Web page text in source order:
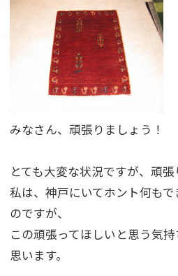
みなさん、頑張りましょう！
とても大変な状況ですが、頑張
私は、神戸にいてホント何も
のですが、
この頑張ってほしいと思う気
思います。